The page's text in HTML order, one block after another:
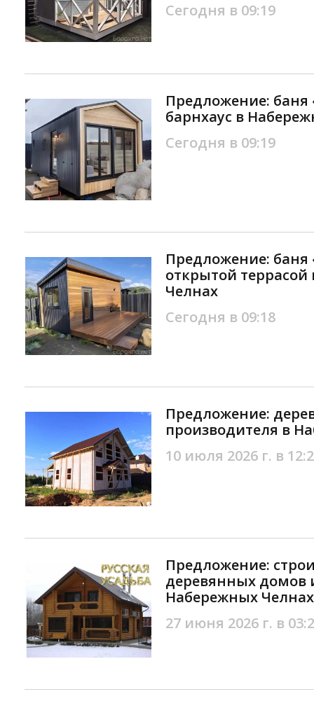
Сегодня в 09:19
Предложение:
барнхаус в
Сегодня в 09:19
Предложение: баня
открытой
Челнах
Сегодня в 09:18
Предложение:
производителя в
10 июля 2026 г. в
Предложение:
деревянных домов
Набережных Челнах
27 июня 2026 г. в